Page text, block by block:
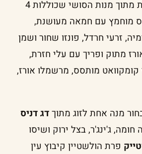
תקבלו גם מנה אחת מתוך מנות הסושי שכוללות 4
מוחמץ עם חמאה מעושנת,
זרעי חרדל, פונזו שחור ושמן
אורז מתוק ופריך עם עלי חזרת,
קומקוואט מותסס, מרשמלו אורז,
מנה אחת לזוג מתוךדג דניס
ג'ינג'ר, בצל ירוק ושיסו
פרת הולשטיין קיבוץ עין